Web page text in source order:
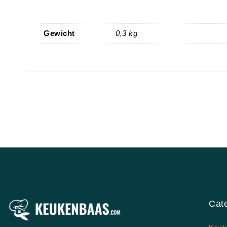
Gewicht 0,3 kg